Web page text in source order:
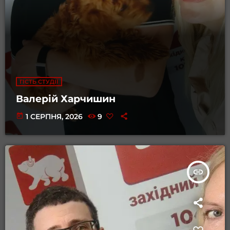
ГІСТЬ СТУДІЇ
Валерій Харчишин
today 1 СЕРПНЯ, 2026 9
insert_link